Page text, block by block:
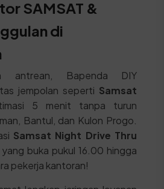
SAMSAT &
di
antrean, Bapenda DIY
jempolan seperti Samsat
5 menit tanpa turun
Bantul, dan Kulon Progo.
Samsat Night Drive Thru
buka pukul 16.00 hingga
pekerja kantoran!